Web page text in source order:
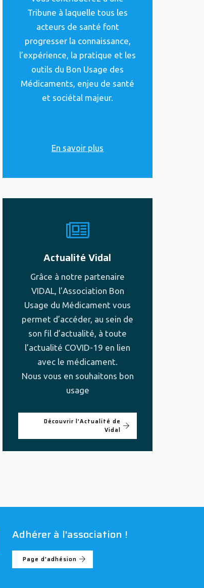
Tribune à laquelle tous les
acteurs de santé font
progresser la connaissance,
l’expérience, la pratique et les
outils du Bon Usage des
Médicaments, enjeu de santé
et sociétal majeur.
En savoir plus
Actualité Vidal
Grâce à notre partenaire
VIDAL, l’Association Bon
Usage du Médicament vous
permet d’accéder, au sein de
son fil d’actualité, à toute
l’actualité COVID-19 en lien
avec le médicament.
Nous vous en souhaitons bon
usage
Découvrir l'Actualité de
Vidal
Adhérer à l'association !
Page d'adhésion